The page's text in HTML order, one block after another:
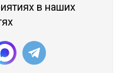
в наших